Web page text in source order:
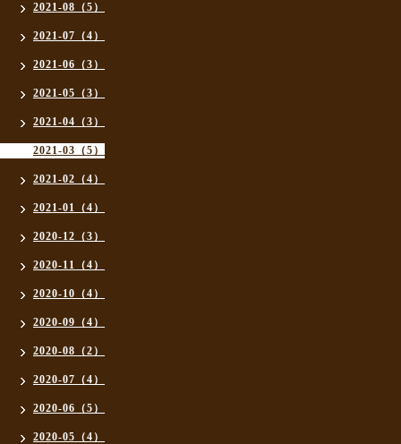
2021-08（5）
2021-07（4）
2021-06（3）
2021-05（3）
2021-04（3）
2021-03（5）
2021-02（4）
2021-01（4）
2020-12（3）
2020-11（4）
2020-10（4）
2020-09（4）
2020-08（2）
2020-07（4）
2020-06（5）
2020-05（4）